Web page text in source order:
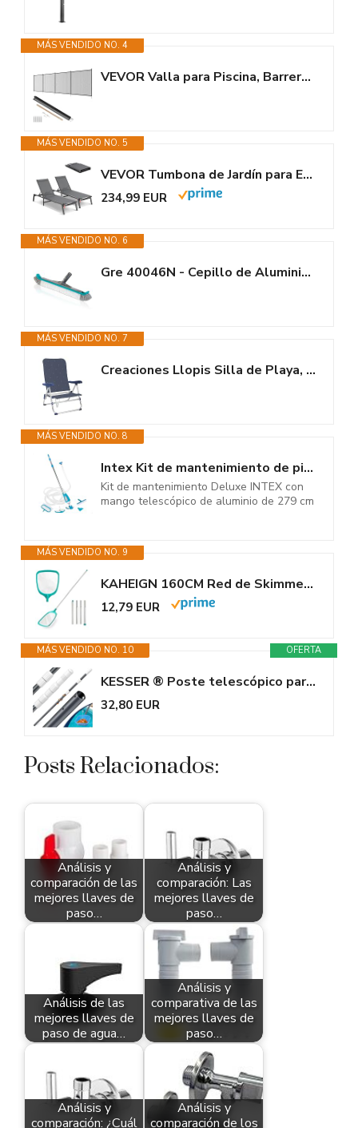
MÁS VENDIDO NO. 4
VEVOR Valla para Piscina, Barrera para Piscina Enterrada 1,21x3,66 m Valla...
MÁS VENDIDO NO. 5
VEVOR Tumbona de Jardín para Exterior 2 Piezas Tumbona Plegable de...
234,99 EUR
MÁS VENDIDO NO. 6
Gre 40046N - Cepillo de Aluminio para Limpieza del Fondo y Paredes de la...
MÁS VENDIDO NO. 7
Creaciones Llopis Silla de Playa, Piscina, Camping o Jardín Plegable y...
MÁS VENDIDO NO. 8
Intex Kit de mantenimiento de piscina de lujo - accesorios de piscina - set...
Kit de mantenimiento Deluxe INTEX con
mango telescópico de aluminio de 279 cm
MÁS VENDIDO NO. 9
KAHEIGN 160CM Red de Skimmer para Piscina con Polo, Red de Limpieza de...
12,79 EUR
OFERTA
MÁS VENDIDO NO. 10
KESSER ® Poste telescópico para Piscina Poste para Piscina de Aluminio |...
32,80 EUR
Posts Relacionados:
Análisis y
comparación de las
mejores llaves de
paso…
Análisis y
comparación: Las
mejores llaves de
paso…
Análisis de las
mejores llaves de
paso de agua…
Análisis y
comparativa de las
mejores llaves de
paso…
Análisis y
comparación: ¿Cuál
Análisis y
comparación de los